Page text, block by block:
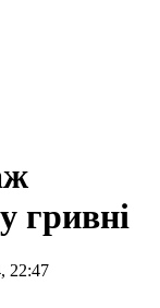
гривні
22:47